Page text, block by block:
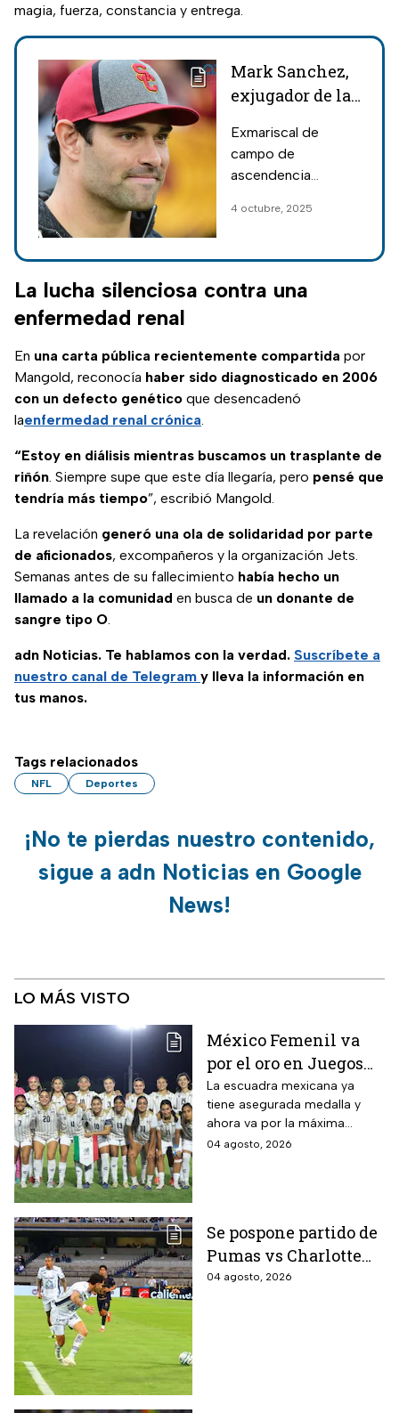
magia, fuerza, constancia y entrega.
Mark Sanchez,
exjugador de la
y arrestado en
Indianápolis
Exmariscal de
campo de
ascendencia
temporadas con
Jets, Eagles,
Cowboys y
Washington,
4 octubre, 2025
La lucha silenciosa contra una
enfermedad renal
En una carta pública recientemente compartida por
Mangold, reconocía haber sido diagnosticado en 2006
con un defecto genético que desencadenó
laenfermedad renal crónica.
“Estoy en diálisis mientras buscamos un trasplante de
riñón. Siempre supe que este día llegaría, pero pensé que
tendría más tiempo”, escribió Mangold.
La revelación generó una ola de solidaridad por parte
de aficionados, excompañeros y la organización Jets.
Semanas antes de su fallecimiento había hecho un
llamado a la comunidad en busca de un donante de
sangre tipo O.
adn Noticias. Te hablamos con la verdad. Suscríbete a
nuestro canal de Telegram y lleva la información en
tus manos.
Tags relacionados
NFL Deportes
¡No te pierdas nuestro contenido,
sigue a adn Noticias en Google
News!
LO MÁS VISTO
México Femenil va
por el oro en Juegos
Centroamericanos; ya
conoce a su rival
La escuadra mexicana ya
tiene asegurada medalla y
ahora va por la máxima
presea en los Juegos
04 agosto, 2026
Se pospone partido de
Pumas vs Charlotte
FC en el inicio de la
04 agosto, 2026